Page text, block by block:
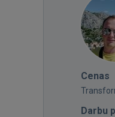
Cenas
Darbu